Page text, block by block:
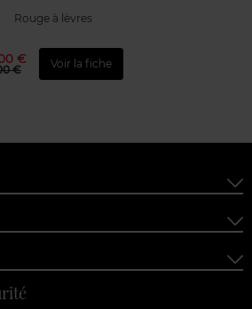
Rouge à lèvres
€
€ Voir la fiche